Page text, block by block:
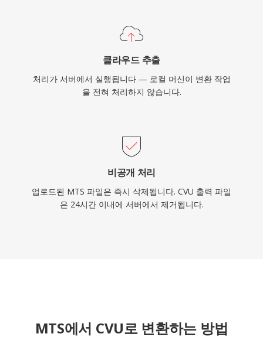
클라우드 추출
처리가 서버에서 실행됩니다 — 로컬 머신이 변환 작업
을 전혀 처리하지 않습니다.
비공개 처리
업로드된 MTS 파일은 즉시 삭제됩니다. CVU 출력 파일
은 24시간 이내에 서버에서 제거됩니다.
MTS에서 CVU로 변환하는 방법